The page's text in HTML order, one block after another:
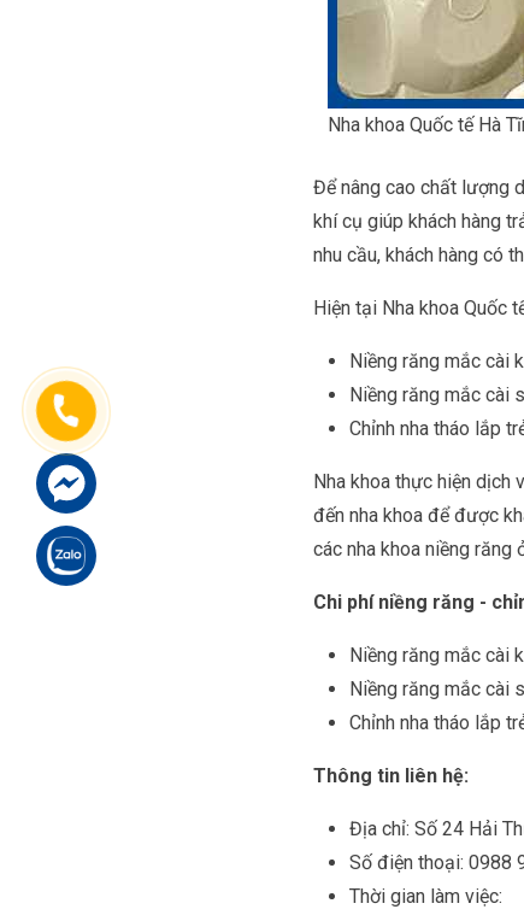
Nha khoa Quốc tế Hà
Để nâng cao chất lượng
khí cụ giúp khách hàng
nhu cầu, khách hàng có
Hiện tại Nha khoa Quốc
Niềng răng mắc cài
Niềng răng mắc cài
Chỉnh nha tháo lắp
Nha khoa thực hiện dịch
đến nha khoa để được
các nha khoa niềng răng
Chi phí niềng răng -
Niềng răng mắc cài
Niềng răng mắc cài
Chỉnh nha tháo lắp
Thông tin liên hệ:
Địa chỉ: Số 24 Hải
Số điện thoại: 0988
Thời gian làm việc: